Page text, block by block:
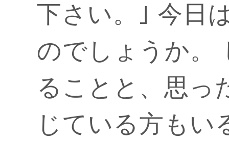
下さい。｣ 今日
のでしょうか。
ることと、思っ
じている方もい